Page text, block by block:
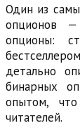
Один из
опционов
опционы:
детально
бинарных
опытом,
читателей.